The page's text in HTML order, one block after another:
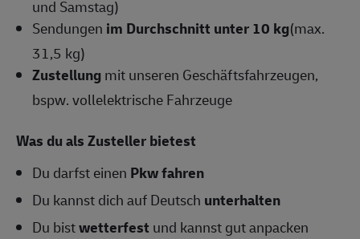
und Samstag)
Sendungen im Durchschnitt unter 10 kg(max.
31,5 kg)
Zustellungmit unseren Geschäftsfahrzeugen,
bspw. vollelektrische Fahrzeuge
Was du als Zusteller bietest
Du darfst einen Pkw fahren
Du kannst dich auf Deutsch unterhalten
Du bistwetterfest und kannst gut anpacken